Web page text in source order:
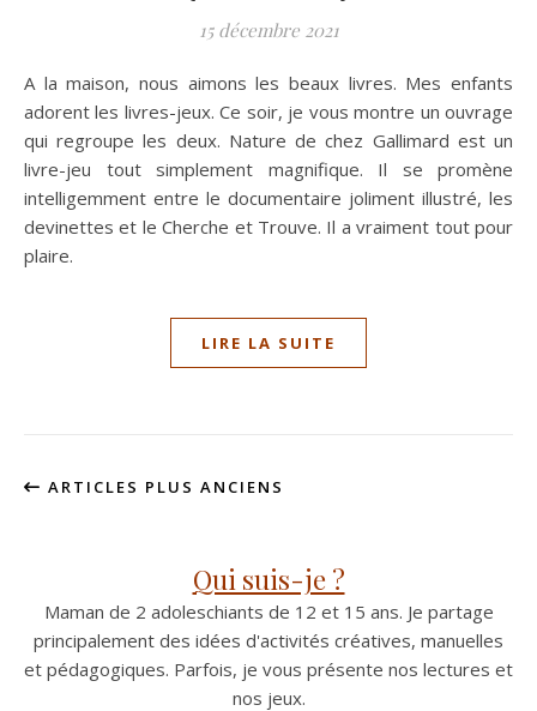
15 décembre 2021
A la maison, nous aimons les beaux livres. Mes enfants
adorent les livres-jeux. Ce soir, je vous montre un ouvrage
qui regroupe les deux. Nature de chez Gallimard est un
livre-jeu tout simplement magnifique. Il se promène
intelligemment entre le documentaire joliment illustré, les
devinettes et le Cherche et Trouve. Il a vraiment tout pour
plaire.
LIRE LA SUITE
ARTICLES PLUS ANCIENS
Qui suis-je ?
Maman de 2 adoleschiants de 12 et 15 ans. Je partage
principalement des idées d'activités créatives, manuelles
et pédagogiques. Parfois, je vous présente nos lectures et
nos jeux.